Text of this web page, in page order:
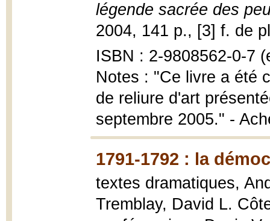
légende sacrée des
2004, 141 p., [3] f. de
ISBN : 2-9808562-0-7
Notes : "Ce livre a été
de reliure d'art
septembre 2005." -
1791-1792 : la
textes dramatiques,
Tremblay, David L.